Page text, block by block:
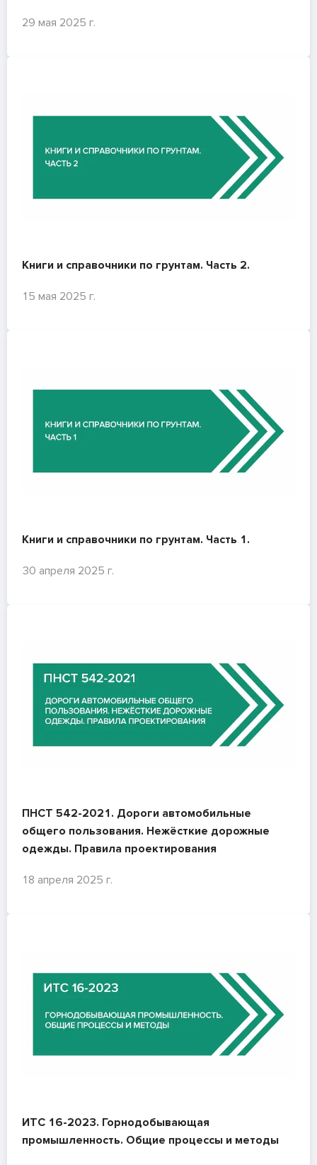
29 мая 2025 г.
Книги и справочники по грунтам. Часть 2.
15 мая 2025 г.
Книги и справочники по грунтам. Часть 1.
30 апреля 2025 г.
ПНСТ 542-2021. Дороги автомобильные
общего пользования. Нежёсткие дорожные
одежды. Правила проектирования
18 апреля 2025 г.
ИТС 16-2023. Горнодобывающая
промышленность. Общие процессы и методы